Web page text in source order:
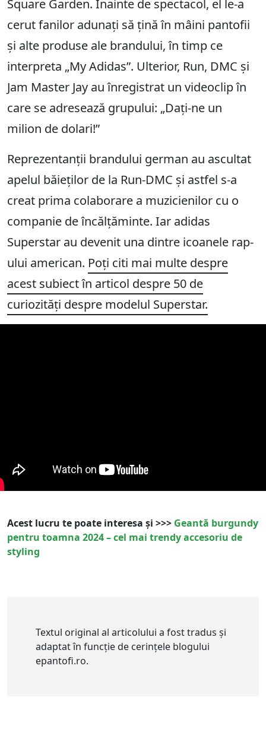
Square Garden. Înainte de spectacol, el le-a
cerut fanilor adunați să țină în mâini pantofii
și alte produse ale brandului, în timp ce
interpreta „My Adidas”. Ulterior, Run, DMC și
Jam Master Jay au înregistrat un videoclip în
care se adresează grupului: „Dați-ne un
milion de dolari!”
Reprezentanții brandului german au ascultat
apelul băieților de la Run-DMC și astfel s-a
creat prima colaborare a muzicienilor cu o
companie de încălțăminte. Iar adidas
Superstar au devenit una dintre icoanele rap-
ului american. Poți citi mai multe despre
acest subiect în articol despre ​​50 de
curiozități despre modelul Superstar.
Acest lucru te poate interesa și >>> Geantă burgundy
pentru toamna 2024 – cel mai trendy accesoriu de
styling
Textul original al articolului a fost tradus și
adaptat în funcție de cerințele blogului
epantofi.ro.